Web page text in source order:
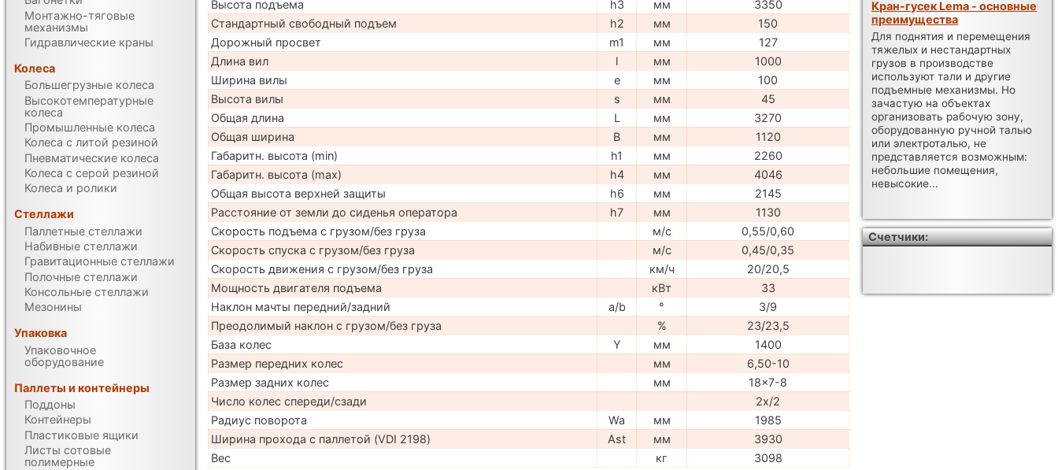
Высота подъема
h3 мм
3350
Стандартный свободный подъем
h2 мм
150
Дорожный просвет
m1 мм
127
Длина вил
l мм
1000
Ширина вилы
e мм
100
Высота вилы
s мм
45
Общая длина
L мм
3270
Общая ширина
B мм
1120
Габаритн. высота (min)
h1 мм
2260
Габаритн. высота (max)
h4 мм
4046
Общая высота верхней защиты
h6 мм
2145
Расстояние от земли до сиденья оператора
h7 мм
1130
Скорость подъема с грузом/без груза
м/с
0,55/0,60
Скорость спуска с грузом/без груза
м/с
0,45/0,35
Скорость движения с грузом/без груза
км/ч
20/20,5
Мощность двигателя подъема
кВт
33
Наклон мачты передний/задний
a/b °
3/9
Преодолимый наклон с грузом/без груза
%
23/23,5
База колес
Y мм
1400
Размер передних колес
мм
6,50-10
Размер задних колес
мм
18x7-8
Число колес спереди/сзади
2x/2
Радиус поворота
Wa мм
1985
Ширина прохода с паллетой (VDI 2198)
Ast мм
3930
Вес
кг 3098
Монтажно-тяговые
механизмы
Гидравлические краны
Колеса
Большегрузные колеса
Высокотемпературные
колеса
Промышленные колеса
Колеса с литой резиной
Пневматические колеса
Колеса с серой резиной
Колеса и ролики
Стеллажи
Паллетные стеллажи
Набивные стеллажи
Гравитационные стеллажи
Полочные стеллажи
Консольные стеллажи
Мезонины
Упаковка
Упаковочное
оборудование
Паллеты и контейнеры
Поддоны
Контейнеры
Пластиковые ящики
Листы сотовые
полимерные
Кран-гусек Lema - основные
преимущества
Для поднятия и перемещения
тяжелых и нестандартных
грузов в производстве
используют тали и другие
подъемные механизмы. Но
зачастую на объектах
организовать рабочую зону,
оборудованную ручной талью
или электроталью, не
представляется возможным:
небольшие помещения,
невысокие...
Счетчики: